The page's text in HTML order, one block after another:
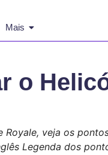
Mais
o
veja os
Legenda dos